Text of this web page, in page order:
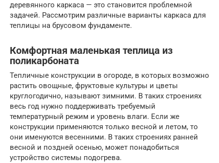
деревянного каркаса — это становится проблемной
задачей. Рассмотрим различные варианты каркаса для
теплицы на брусовом фундаменте.
Комфортная маленькая теплица из
поликарбоната
Тепличные конструкции в огороде, в которых возможно
растить овощные, фруктовые культуры и цветы
круглогодично, называют зимними. В таких строениях
весь год нужно поддерживать требуемый
температурный режим и уровень влаги. Если же
конструкции применяются только весной и летом, то
они именуются весенними. В таких строениях ранней
весной и поздней осенью, может понадобиться
устройство системы подогрева.